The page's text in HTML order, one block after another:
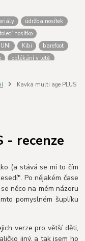
údržba nosítek
nosítko
Kibi
barefoot
oblékání v létě
dětí
MoniLu
Kavka multi age PLUS
- recenze
(a stává se mi to čím
Po nějakém čase
něco na mém názoru
pomyslném šuplíku
verze pro větší děti,
jiný, a tak jsem ho